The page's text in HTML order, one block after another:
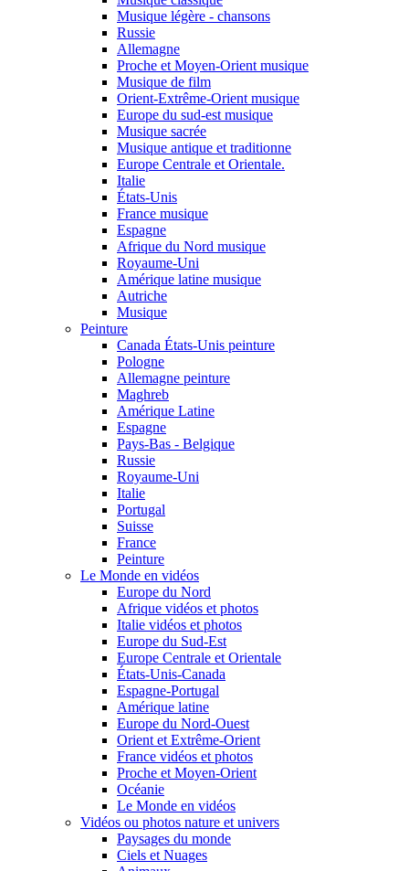
Musique légère - chansons
Russie
Allemagne
Proche et Moyen-Orient musique
Musique de film
Orient-Extrême-Orient musique
Europe du sud-est musique
Musique sacrée
Musique antique et traditionne
Europe Centrale et Orientale.
Italie
États-Unis
France musique
Espagne
Afrique du Nord musique
Royaume-Uni
Amérique latine musique
Autriche
Musique
Peinture
Canada États-Unis peinture
Pologne
Allemagne peinture
Maghreb
Amérique Latine
Espagne
Pays-Bas - Belgique
Russie
Royaume-Uni
Italie
Portugal
Suisse
France
Peinture
Le Monde en vidéos
Europe du Nord
Afrique vidéos et photos
Italie vidéos et photos
Europe du Sud-Est
Europe Centrale et Orientale
États-Unis-Canada
Espagne-Portugal
Amérique latine
Europe du Nord-Ouest
Orient et Extrême-Orient
France vidéos et photos
Proche et Moyen-Orient
Océanie
Le Monde en vidéos
Vidéos ou photos nature et univers
Paysages du monde
Ciels et Nuages